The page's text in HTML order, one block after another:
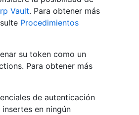
Vault. Para obtener más
Procedimientos
su token como un
Para obtener más
de autenticación
en ningún